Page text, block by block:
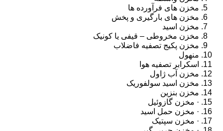
مخزن های فرآورده ها
مخزن های بارگیری و پخش
مخزن اسید
مخزن مخروطی – قیفی یا کونیک
مخزن پکیج تصفیه فاضلاب
منهول
اسکرابر تصفیه هوا
مخزن آب ژاول
مخزن اسید سولفوریک
مخزن بنزین
· مخزن گازوئیل
· مخزن حمل اسید
· مخزن سپتیک